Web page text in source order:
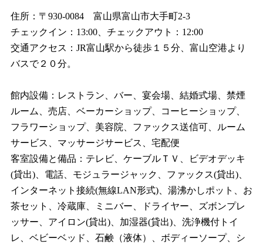
住所：〒930-0084 富山県富山市大手町2-3
チェックイン：13:00、チェックアウト：12:00
交通アクセス：JR富山駅から徒歩１５分、富山空港より
バスで２０分。
館内設備：レストラン、バー、宴会場、結婚式場、禁煙
ルーム、売店、ベーカーショップ、コーヒーショップ、
フラワーショップ、美容院、ファックス送信可、ルーム
サービス、マッサージサービス、宅配便
客室設備と備品：テレビ、ケーブルＴＶ、ビデオデッキ
(貸出)、電話、モジュラージャック、ファックス(貸出)、
インターネット接続(無線LAN形式)、湯沸かしポット、お
茶セット、冷蔵庫、ミニバー、ドライヤー、ズボンプレ
ッサー、アイロン(貸出)、加湿器(貸出)、洗浄機付トイ
レ、ベビーベッド、石鹸（液体）、ボディーソープ、シ